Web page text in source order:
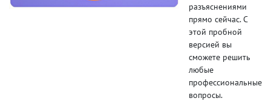
разъяснениями
прямо сейчас. С
этой пробной
версией вы
сможете решить
любые
профессиональные
вопросы.